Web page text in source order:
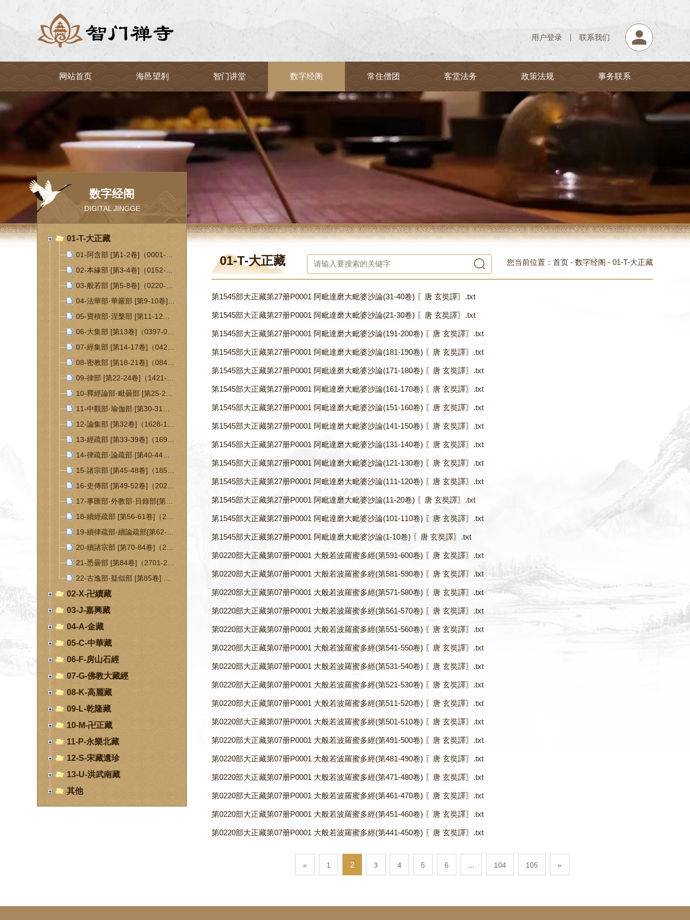
用户登录 联系我们
网站首页 海邑望刹 智门讲堂 数字经阁 常住僧团 客堂法务 政策法规 事务联系
数字经阁
DIGITAL JINGGE
01-T-大正藏
02-X-卍續藏
03-J-嘉興藏
04-A-金藏
05-C-中華藏
06-F-房山石經
07-G-佛教大藏經
08-K-高麗藏
09-L-乾隆藏
10-M-卍正藏
11-P-永樂北藏
12-S-宋藏遺珍
13-U-洪武南藏
其他
01-T-大正藏 您当前位置： 首页 - 数字经阁 - 01-T-大正藏
第1545部大正藏第27册P0001 阿毗達磨大毗婆沙論(31-40卷) 〖唐 玄奘譯〗.txt
第1545部大正藏第27册P0001 阿毗達磨大毗婆沙論(21-30卷) 〖唐 玄奘譯〗.txt
第1545部大正藏第27册P0001 阿毗達磨大毗婆沙論(191-200卷) 〖唐 玄奘譯〗.txt
第1545部大正藏第27册P0001 阿毗達磨大毗婆沙論(181-190卷) 〖唐 玄奘譯〗.txt
第1545部大正藏第27册P0001 阿毗達磨大毗婆沙論(171-180卷) 〖唐 玄奘譯〗.txt
第1545部大正藏第27册P0001 阿毗達磨大毗婆沙論(161-170卷) 〖唐 玄奘譯〗.txt
第1545部大正藏第27册P0001 阿毗達磨大毗婆沙論(151-160卷) 〖唐 玄奘譯〗.txt
第1545部大正藏第27册P0001 阿毗達磨大毗婆沙論(141-150卷) 〖唐 玄奘譯〗.txt
第1545部大正藏第27册P0001 阿毗達磨大毗婆沙論(131-140卷) 〖唐 玄奘譯〗.txt
第1545部大正藏第27册P0001 阿毗達磨大毗婆沙論(121-130卷) 〖唐 玄奘譯〗.txt
第1545部大正藏第27册P0001 阿毗達磨大毗婆沙論(111-120卷) 〖唐 玄奘譯〗.txt
第1545部大正藏第27册P0001 阿毗達磨大毗婆沙論(11-20卷) 〖唐 玄奘譯〗.txt
第1545部大正藏第27册P0001 阿毗達磨大毗婆沙論(101-110卷) 〖唐 玄奘譯〗.txt
第1545部大正藏第27册P0001 阿毗達磨大毗婆沙論(1-10卷) 〖唐 玄奘譯〗.txt
第0220部大正藏第07册P0001 大般若波羅蜜多經(第591-600卷) 〖唐 玄奘譯〗.txt
第0220部大正藏第07册P0001 大般若波羅蜜多經(第581-590卷) 〖唐 玄奘譯〗.txt
第0220部大正藏第07册P0001 大般若波羅蜜多經(第571-580卷) 〖唐 玄奘譯〗.txt
第0220部大正藏第07册P0001 大般若波羅蜜多經(第561-570卷) 〖唐 玄奘譯〗.txt
第0220部大正藏第07册P0001 大般若波羅蜜多經(第551-560卷) 〖唐 玄奘譯〗.txt
第0220部大正藏第07册P0001 大般若波羅蜜多經(第541-550卷) 〖唐 玄奘譯〗.txt
第0220部大正藏第07册P0001 大般若波羅蜜多經(第531-540卷) 〖唐 玄奘譯〗.txt
第0220部大正藏第07册P0001 大般若波羅蜜多經(第521-530卷) 〖唐 玄奘譯〗.txt
第0220部大正藏第07册P0001 大般若波羅蜜多經(第511-520卷) 〖唐 玄奘譯〗.txt
第0220部大正藏第07册P0001 大般若波羅蜜多經(第501-510卷) 〖唐 玄奘譯〗.txt
第0220部大正藏第07册P0001 大般若波羅蜜多經(第491-500卷) 〖唐 玄奘譯〗.txt
第0220部大正藏第07册P0001 大般若波羅蜜多經(第481-490卷) 〖唐 玄奘譯〗.txt
第0220部大正藏第07册P0001 大般若波羅蜜多經(第471-480卷) 〖唐 玄奘譯〗.txt
第0220部大正藏第07册P0001 大般若波羅蜜多經(第461-470卷) 〖唐 玄奘譯〗.txt
第0220部大正藏第07册P0001 大般若波羅蜜多經(第451-460卷) 〖唐 玄奘譯〗.txt
第0220部大正藏第07册P0001 大般若波羅蜜多經(第441-450卷) 〖唐 玄奘譯〗.txt
« 1 2 3 4 5 6 ... 104 105 »